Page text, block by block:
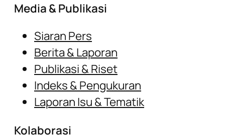
Media & Publikasi
Siaran Pers
Berita & Laporan
Publikasi & Riset
Indeks & Pengukuran
Laporan Isu & Tematik
Kolaborasi